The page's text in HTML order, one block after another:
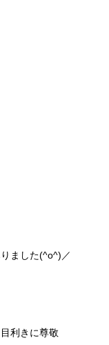
ました(^o^)／
利きに尊敬